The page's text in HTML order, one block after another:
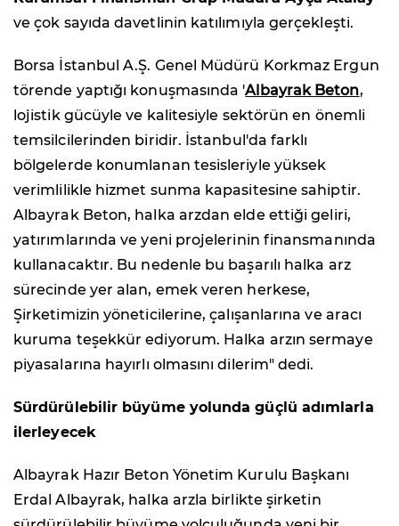
ve çok sayıda davetlinin katılımıyla gerçekleşti.
Borsa İstanbul A.Ş. Genel Müdürü Korkmaz Ergun
törende yaptığı konuşmasında 'Albayrak Beton,
lojistik gücüyle ve kalitesiyle sektörün en önemli
temsilcilerinden biridir. İstanbul'da farklı
bölgelerde konumlanan tesisleriyle yüksek
verimlilikle hizmet sunma kapasitesine sahiptir.
Albayrak Beton, halka arzdan elde ettiği geliri,
yatırımlarında ve yeni projelerinin finansmanında
kullanacaktır. Bu nedenle bu başarılı halka arz
sürecinde yer alan, emek veren herkese,
Şirketimizin yöneticilerine, çalışanlarına ve aracı
kuruma teşekkür ediyorum. Halka arzın sermaye
piyasalarına hayırlı olmasını dilerim" dedi.
Sürdürülebilir büyüme yolunda güçlü adımlarla
ilerleyecek
Albayrak Hazır Beton Yönetim Kurulu Başkanı
Erdal Albayrak, halka arzla birlikte şirketin